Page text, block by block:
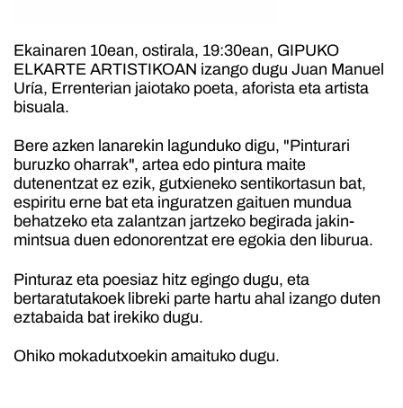
Ekainaren 10ean, ostirala, 19:30ean, GIPUKO
ELKARTE ARTISTIKOAN izango dugu Juan Manuel
Uría, Errenterian jaiotako poeta, aforista eta artista
bisuala.
Bere azken lanarekin lagunduko digu, "Pinturari
buruzko oharrak", artea edo pintura maite
dutenentzat ez ezik, gutxieneko sentikortasun bat,
espiritu erne bat eta inguratzen gaituen mundua
behatzeko eta zalantzan jartzeko begirada jakin-
mintsua duen edonorentzat ere egokia den liburua.
Pinturaz eta poesiaz hitz egingo dugu, eta
bertaratutakoek libreki parte hartu ahal izango duten
eztabaida bat irekiko dugu.
Ohiko mokadutxoekin amaituko dugu.